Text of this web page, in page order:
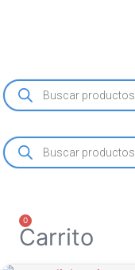
Búsqueda
de
productos
Búsqueda
de
productos
0
Carrito